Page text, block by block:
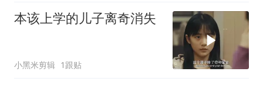
本该上学的儿子离奇消失
小黑米剪辑 1跟贴